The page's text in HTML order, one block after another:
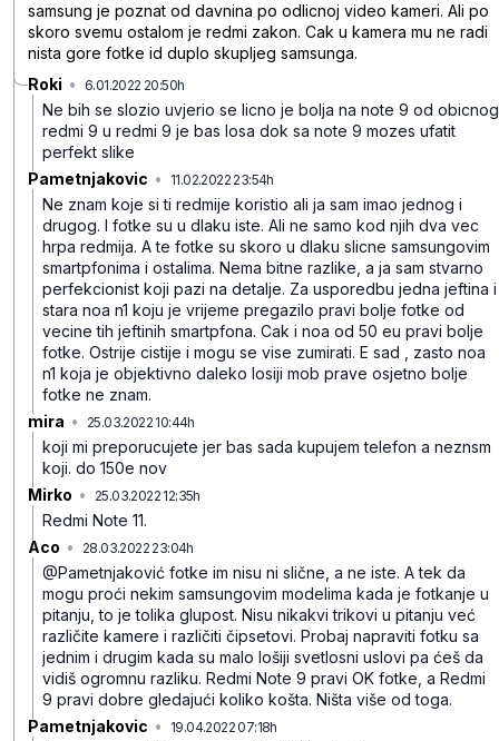
samsung je poznat od davnina po odlicnoj video kameri. Ali po
skoro svemu ostalom je redmi zakon. Cak u kamera mu ne radi
nista gore fotke id duplo skupljeg samsunga.
Roki • 6.01.2022 20:50h
Ne bih se slozio uvjerio se licno je bolja na note 9 od obicnog
redmi 9 u redmi 9 je bas losa dok sa note 9 mozes ufatit
perfekt slike
Pametnjakovic • 11.02.2022 23:54h
Ne znam koje si ti redmije koristio ali ja sam imao jednog i
drugog. I fotke su u dlaku iste. Ali ne samo kod njih dva vec
hrpa redmija. A te fotke su skoro u dlaku slicne samsungovim
smartpfonima i ostalima. Nema bitne razlike, a ja sam stvarno
perfekcionist koji pazi na detalje. Za usporedbu jedna jeftina i
stara noa n1 koju je vrijeme pregazilo pravi bolje fotke od
vecine tih jeftinih smartpfona. Cak i noa od 50 eu pravi bolje
fotke. Ostrije cistije i mogu se vise zumirati. E sad , zasto noa
n1 koja je objektivno daleko losiji mob prave osjetno bolje
fotke ne znam.
mira • 25.03.2022 10:44h
koji mi preporucujete jer bas sada kupujem telefon a neznsm
koji. do 150e nov
Mirko • 25.03.2022 12:35h
Redmi Note 11.
Aco • 28.03.2022 23:04h
@Pametnjaković fotke im nisu ni slične, a ne iste. A tek da
mogu proći nekim samsungovim modelima kada je fotkanje u
pitanju, to je tolika glupost. Nisu nikakvi trikovi u pitanju već
različite kamere i različiti čipsetovi. Probaj napraviti fotku sa
jednim i drugim kada su malo lošiji svetlosni uslovi pa ćeš da
vidiš ogromnu razliku. Redmi Note 9 pravi OK fotke, a Redmi
9 pravi dobre gledajući koliko košta. Ništa više od toga.
Pametnjakovic • 19.04.2022 07:18h